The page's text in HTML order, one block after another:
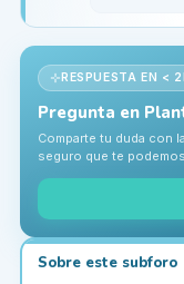
RESPUESTA EN <
Pregunta en
Comparte tu duda con
seguro que te
Sobre este subforo